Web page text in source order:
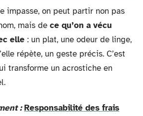
impasse, on peut partir non pas
mais de ce qu’on a vécu
elle : un plat, une odeur de linge,
répète, un geste précis. C’est
transforme un acrostiche en
: Responsabilité des frais